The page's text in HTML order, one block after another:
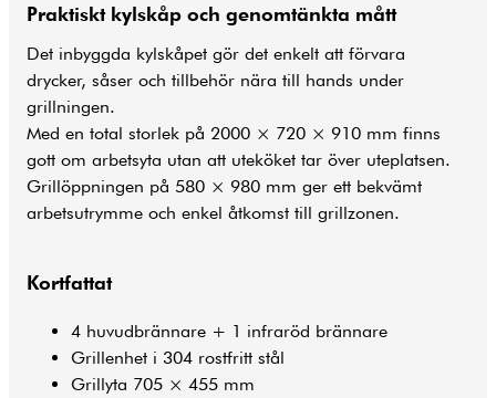
Praktiskt kylskåp och genomtänkta mått
Det inbyggda kylskåpet gör det enkelt att förvara
drycker, såser och tillbehör nära till hands under
grillningen.
Med en total storlek på 2000 × 720 × 910 mm finns
gott om arbetsyta utan att uteköket tar över uteplatsen.
Grillöppningen på 580 × 980 mm ger ett bekvämt
arbetsutrymme och enkel åtkomst till grillzonen.
Kortfattat
4 huvudbrännare + 1 infraröd brännare
Grillenhet i 304 rostfritt stål
Grillyta 705 × 455 mm